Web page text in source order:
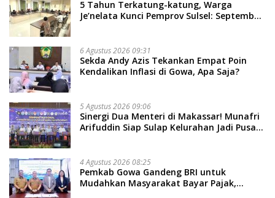
5 Tahun Terkatung-katung, Warga
Je’nelata Kunci Pemprov Sulsel: September
6 Agustus 2026 09:31
Sekda Andy Azis Tekankan Empat Poin
Kendalikan Inflasi di Gowa, Apa Saja?
5 Agustus 2026 09:06
Sinergi Dua Menteri di Makassar! Munafri
Arifuddin Siap Sulap Kelurahan Jadi Pusat
4 Agustus 2026 08:25
Pemkab Gowa Gandeng BRI untuk
Mudahkan Masyarakat Bayar Pajak,